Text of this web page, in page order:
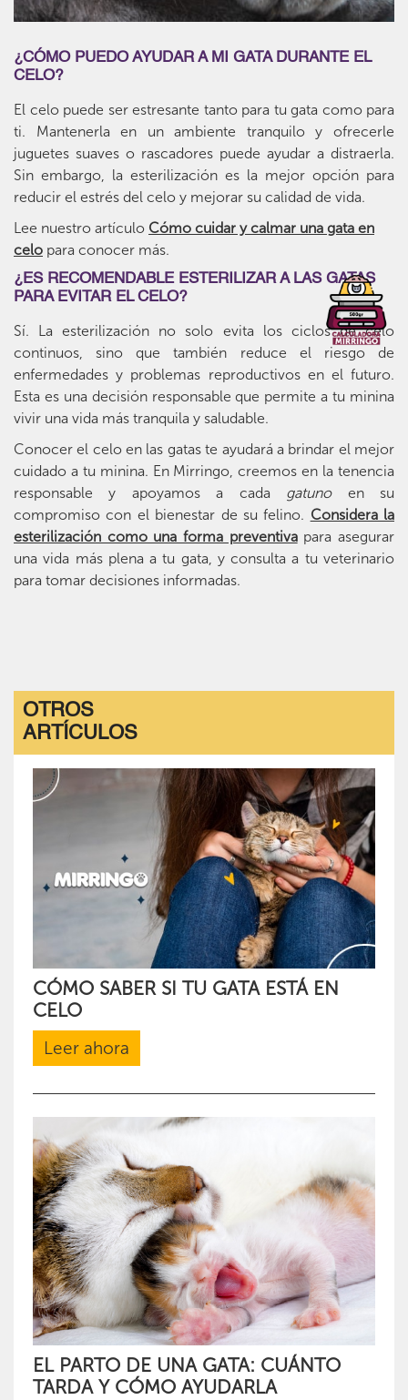
¿CÓMO PUEDO AYUDAR A MI GATA DURANTE EL
CELO?
El celo puede ser estresante tanto para tu gata como para
ti. Mantenerla en un ambiente tranquilo y ofrecerle
juguetes suaves o rascadores puede ayudar a distraerla.
Sin embargo, la esterilización es la mejor opción para
reducir el estrés del celo y mejorar su calidad de vida.
Lee nuestro artículo Cómo cuidar y calmar una gata en
celo para conocer más.
¿ES RECOMENDABLE ESTERILIZAR A LAS GATAS
PARA EVITAR EL CELO?
Sí. La esterilización no solo evita los ciclos de celo
continuos, sino que también reduce el riesgo de
enfermedades y problemas reproductivos en el futuro.
Esta es una decisión responsable que permite a tu minina
vivir una vida más tranquila y saludable.
Conocer el celo en las gatas te ayudará a brindar el mejor
cuidado a tu minina. En Mirringo, creemos en la tenencia
responsable y apoyamos a cada gatunoen su
compromiso con el bienestar de su felino. Considera la
esterilización como una forma preventivapara asegurar
una vida más plena a tu gata, y consulta a tu veterinario
para tomar decisiones informadas.
OTROS
ARTÍCULOS
CÓMO SABER SI TU GATA ESTÁ EN
CELO
Leer ahora
EL PARTO DE UNA GATA: CUÁNTO
TARDA Y CÓMO AYUDARLA